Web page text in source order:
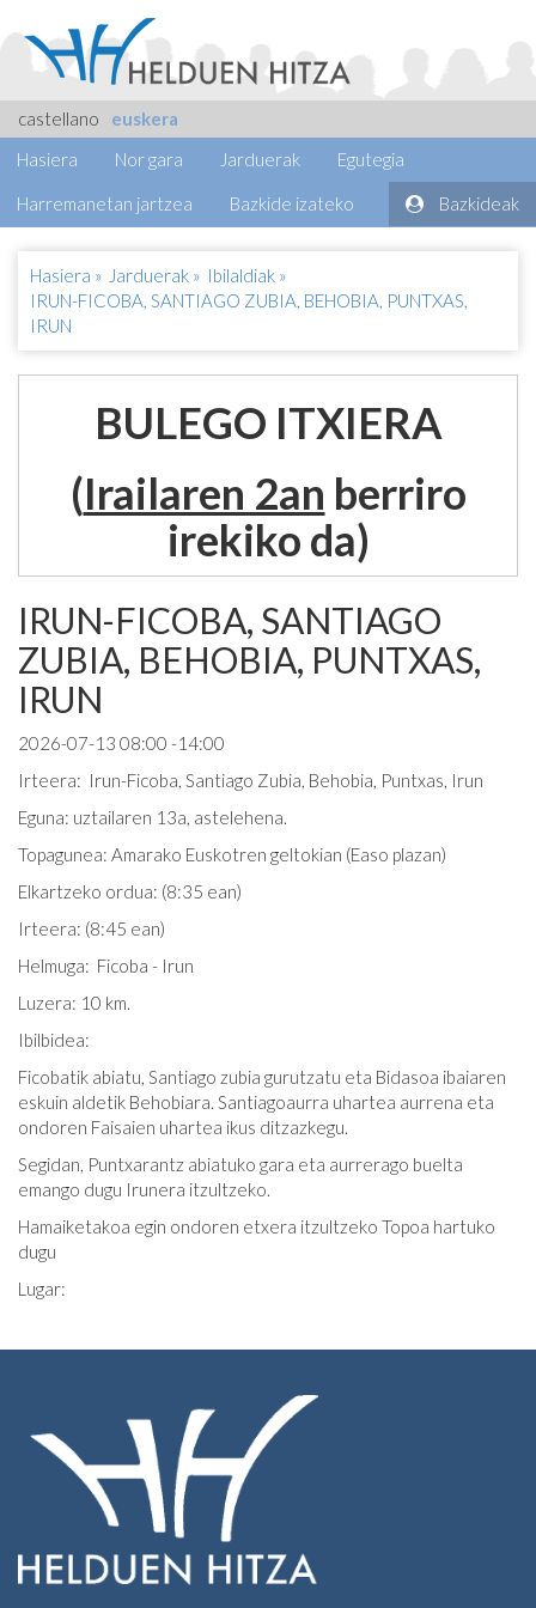
castellano
euskera
Hasiera
Nor gara Jarduerak Egutegia
Harremanetan jartzea Bazkide izateko Bazkideak
Hasiera » Jarduerak » Ibilaldiak »
IRUN-FICOBA, SANTIAGO ZUBIA, BEHOBIA, PUNTXAS,
IRUN
BULEGO ITXIERA
(Irailaren 2an berriro
irekiko da)
IRUN-FICOBA, SANTIAGO
ZUBIA, BEHOBIA, PUNTXAS,
IRUN
2026-07-13 08:00 -14:00
Irteera: Irun-Ficoba, Santiago Zubia, Behobia, Puntxas, Irun
Eguna: uztailaren 13a, astelehena.
Topagunea: Amarako Euskotren geltokian (Easo plazan)
Elkartzeko ordua: (8:35 ean)
Irteera: (8:45 ean)
Helmuga: Ficoba - Irun
Luzera: 10 km.
Ibilbidea:
Ficobatik abiatu, Santiago zubia gurutzatu eta Bidasoa ibaiaren
eskuin aldetik Behobiara. Santiagoaurra uhartea aurrena eta
ondoren Faisaien uhartea ikus ditzazkegu.
Segidan, Puntxarantz abiatuko gara eta aurrerago buelta
emango dugu Irunera itzultzeko.
Hamaiketakoa egin ondoren etxera itzultzeko Topoa hartuko
dugu
Lugar: